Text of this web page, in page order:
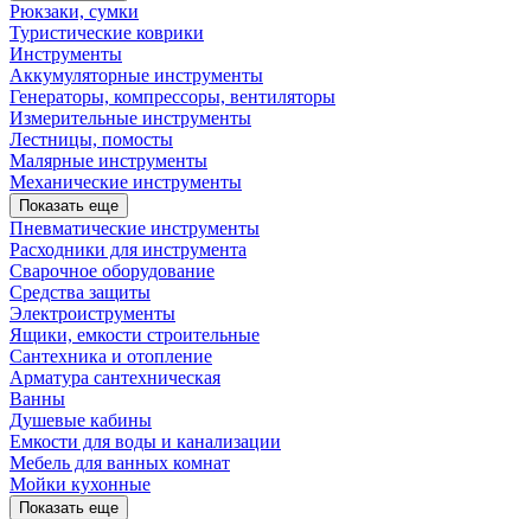
Рюкзаки, сумки
Туристические коврики
Инструменты
Аккумуляторные инструменты
Генераторы, компрессоры, вентиляторы
Измерительные инструменты
Лестницы, помосты
Малярные инструменты
Механические инструменты
Показать еще
Пневматические инструменты
Расходники для инструмента
Сварочное оборудование
Средства защиты
Электроиструменты
Ящики, емкости строительные
Сантехника и отопление
Арматура сантехническая
Ванны
Душевые кабины
Емкости для воды и канализации
Мебель для ванных комнат
Мойки кухонные
Показать еще